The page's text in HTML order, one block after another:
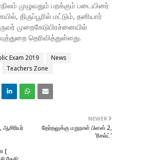
முழுவதும் பறக்கும் படையினர்
திருப்பூரில் மட்டும், தனியார்
முறைகேடுபிரச்னையில்
தெரிவித்துள்ளது.
Exam 2019
News
Teachers Zone
NEWER
தேர்தலுக்கு மறுநாள் பிளஸ் 2,
'ரிசல்ட்'
[